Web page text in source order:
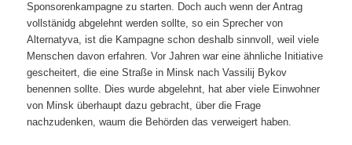
Sponsorenkampagne zu starten. Doch auch wenn der Antrag
vollstänidg abgelehnt werden sollte, so ein Sprecher von
Alternatyva, ist die Kampagne schon deshalb sinnvoll, weil viele
Menschen davon erfahren. Vor Jahren war eine ähnliche Initiative
gescheitert, die eine Straße in Minsk nach Vassilij Bykov
benennen sollte. Dies wurde abgelehnt, hat aber viele Einwohner
von Minsk überhaupt dazu gebracht, über die Frage
nachzudenken, waum die Behörden das verweigert haben.